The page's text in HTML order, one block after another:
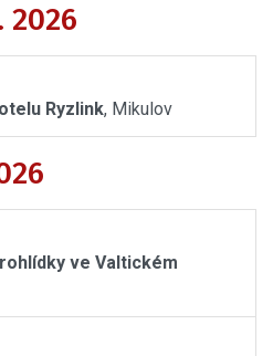
2026
Ryzlink, Mikulov
ve Valtickém